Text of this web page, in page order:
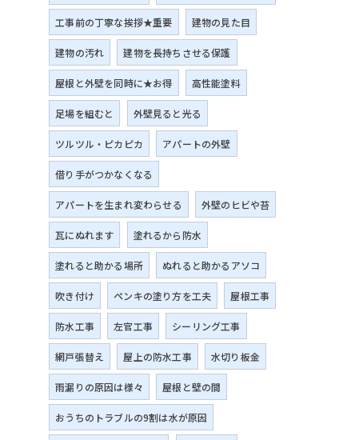
工事前の丁寧な挨拶★重要 建物の見た目
建物の汚れ 建物を長持ちさせる保護
屋根と外壁を同時に★お得 高性能塗料
足場を組むと 外壁見ると光る
ツルツル・ピカピカ アパートの外壁
借り手がつかなくなる
アパートを生まれ変わらせる 外壁のヒビや苔
瓦にぬれます 塗れるから防水
塗れると助かる場所 ぬれると助かるアソコ
吹き付け ペンキの塗り方を工夫 屋根工事
防水工事 左官工事 シーリング工事
網戸張替え 屋上の防水工事 水切り板金
雨漏りの原因は様々 屋根と壁の間
おうちのトラブルの9割は水が原因